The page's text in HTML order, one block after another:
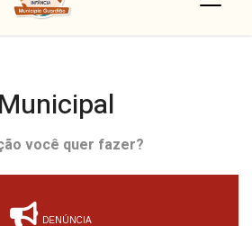
você quer fazer?
DENÚNCIA